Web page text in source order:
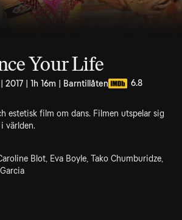
Your Life
2017 | 1h 16m | Barntillåten 6.8
estetisk film om dans. Filmen utspelar sig
världen.
Blot, Eva Boyle, Tako Chumburidze,